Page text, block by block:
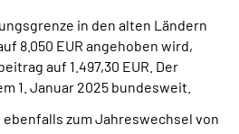
in den alten Ländern
8.050 EUR angehoben wird,
auf 1.497,30 EUR. Der
1. Januar 2025 bundesweit.
zum Jahreswechsel von